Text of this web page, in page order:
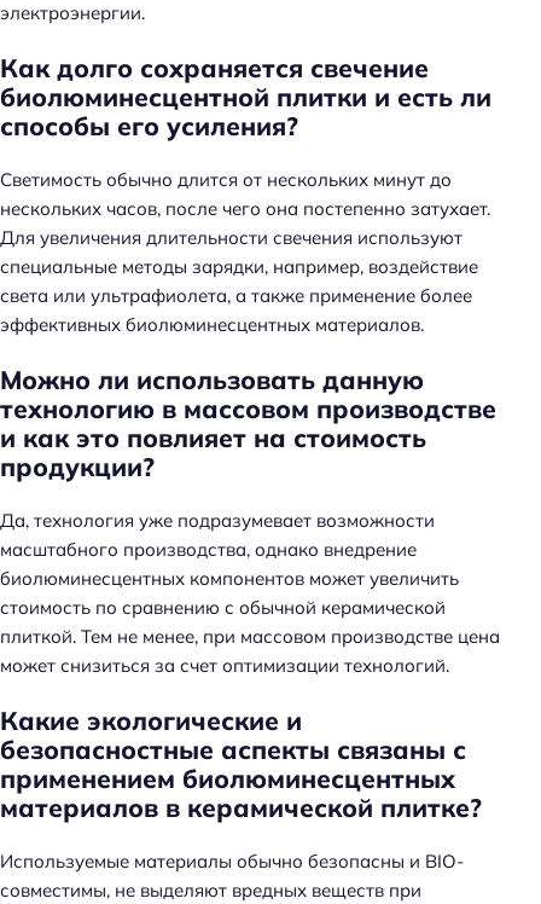
электроэнергии.
Как долго сохраняется свечение
биолюминесцентной плитки и есть ли
способы его усиления?
Светимость обычно длится от нескольких минут до
нескольких часов, после чего она постепенно затухает.
Для увеличения длительности свечения используют
специальные методы зарядки, например, воздействие
света или ультрафиолета, а также применение более
эффективных биолюминесцентных материалов.
Можно ли использовать данную
технологию в массовом производстве
и как это повлияет на стоимость
продукции?
Да, технология уже подразумевает возможности
масштабного производства, однако внедрение
биолюминесцентных компонентов может увеличить
стоимость по сравнению с обычной керамической
плиткой. Тем не менее, при массовом производстве цена
может снизиться за счет оптимизации технологий.
Какие экологические и
безопасностные аспекты связаны с
применением биолюминесцентных
материалов в керамической плитке?
Используемые материалы обычно безопасны и BIO-
совместимы, не выделяют вредных веществ при